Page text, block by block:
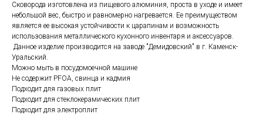
Сковорода изготовлена из пищевого алюминия, проста в уходе и имеет
небольшой вес, быстро и равномерно нагревается. Ее преимуществом
является ее высокая устойчивости к царапинам и возможность
использования металлического кухонного инвентаря и аксессуаров.
Данное изделие производится на заводе "Демидовский" в г. Каменск-
Уральский.
Можно мыть в посудомоечной машине
Не содержит PFOA, свинца и кадмия
Подходит для газовых плит
Подходит для стеклокерамических плит
Подходит для электроплит